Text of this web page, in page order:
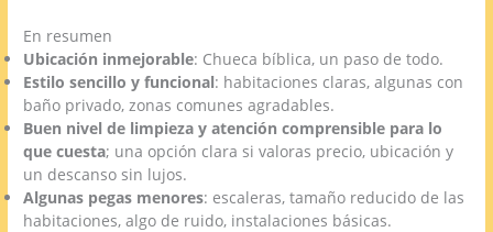
En resumen
Ubicación inmejorable: Chueca bíblica, un paso de todo.
Estilo sencillo y funcional: habitaciones claras, algunas con
baño privado, zonas comunes agradables.
Buen nivel de limpieza y atención comprensible para lo
que cuesta; una opción clara si valoras precio, ubicación y
un descanso sin lujos.
Algunas pegas menores: escaleras, tamaño reducido de las
habitaciones, algo de ruido, instalaciones básicas.